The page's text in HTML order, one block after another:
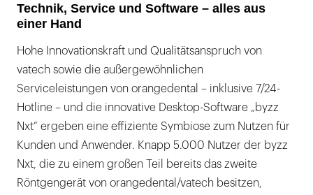
Technik, Service und Software – alles aus
einer Hand
Hohe Innovationskraft und Qualitätsanspruch von
vatech sowie die außergewöhnlichen
Serviceleistungen von orangedental – inklusive 7/24-
Hotline – und die innovative Desktop-Software „byzz
Nxt“ ergeben eine effiziente Symbiose zum Nutzen für
Kunden und Anwender. Knapp 5.000 Nutzer der byzz
Nxt, die zu einem großen Teil bereits das zweite
Röntgengerät von orangedental/vatech besitzen,